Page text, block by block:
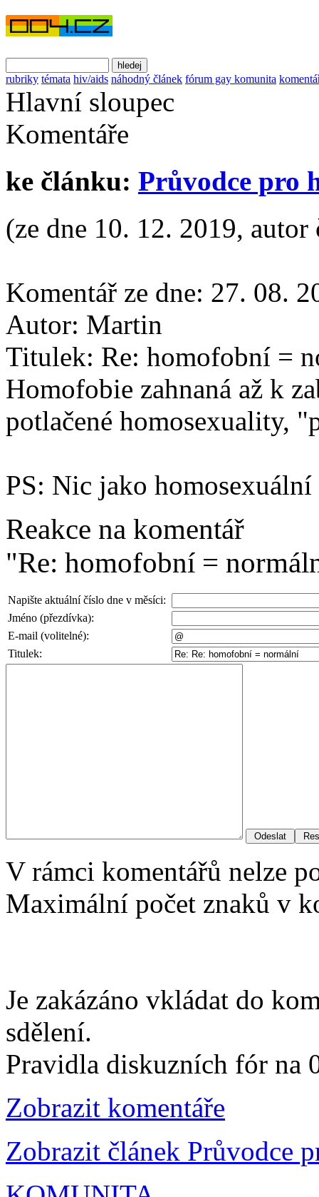
rubriky témata hiv/aids náhodný článek fórum gay komunita
Hlavní sloupec
Komentáře
ke článku: Průvodce pro
(ze dne 10. 12. 2019,
Komentář ze dne: 27. 08.
Autor: Martin
Titulek: Re: homofobní =
Homofobie zahnaná až k
potlačené homosexuality,
PS: Nic jako homosexuální
Reakce na komentář
"Re: homofobní =
Napište aktuální číslo dne v měsíci:
Jméno (přezdívka):
E-mail (volitelné):
Titulek:
V rámci komentářů nelze
Maximální počet znaků v
Je zakázáno vkládat do
sdělení.
Pravidla diskuzních fór na
Zobrazit komentáře
Zobrazit článek Průvodce